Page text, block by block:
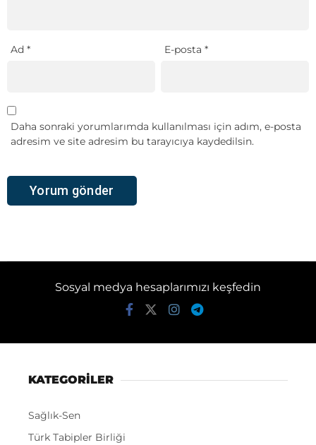
Ad * E-posta*
Daha sonraki yorumlarımda kullanılması için adım, e-posta
adresim ve site adresim bu tarayıcıya kaydedilsin.
Sosyal medya hesaplarımızı keşfedin
KATEGORİLER
Sağlık-Sen
Türk Tabipler Birliği